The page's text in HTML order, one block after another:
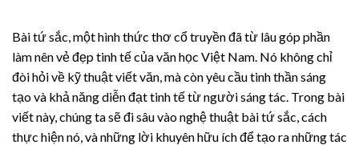
Bài tứ sắc, một hình thức thơ cổ truyền đã từ lâu góp phần
làm nên vẻ đẹp tinh tế của văn học Việt Nam. Nó không chỉ
đòi hỏi về kỹ thuật viết văn, mà còn yêu cầu tinh thần sáng
tạo và khả năng diễn đạt tinh tế từ người sáng tác. Trong bài
viết này, chúng ta sẽ đi sâu vào nghệ thuật bài tứ sắc, cách
thực hiện nó, và những lời khuyên hữu ích để tạo ra những tác